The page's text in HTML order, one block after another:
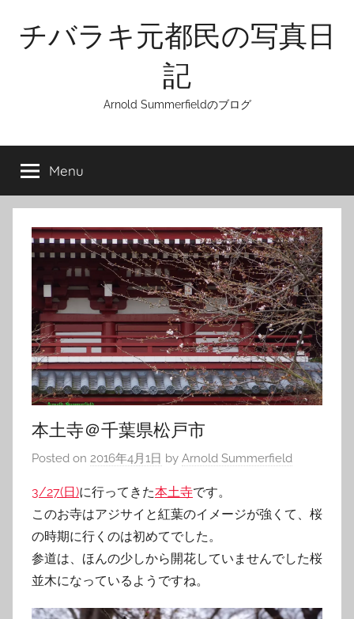
content
チバラキ元都民の写真日
記
Arnold Summerfieldのブログ
Menu
本土寺＠千葉県松戸市
Posted on 2016年4月1日 by Arnold Summerfield
3/27(日)に行ってきた本土寺です。
このお寺はアジサイと紅葉のイメージが強くて、桜
の時期に行くのは初めてでした。
参道は、ほんの少しから開花していませんでした桜
並木になっているようですね。